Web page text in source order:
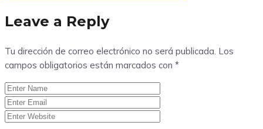
Leave a Reply
Tu dirección de correo electrónico no será publicada. Los
campos obligatorios están marcados con *